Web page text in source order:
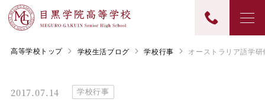
高等学校トップ 学校生活ブログ 学校行事 オーストラリア語学
2017.07.14 学校行事